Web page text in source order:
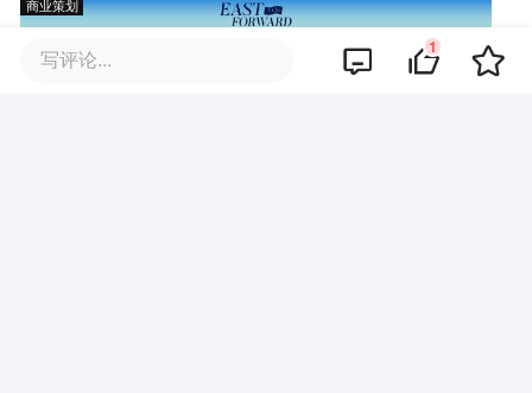
商业策划
写评论... 1